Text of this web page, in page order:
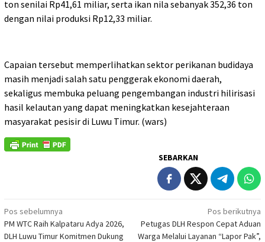
ton senilai Rp41,61 miliar, serta ikan nila sebanyak 352,36 ton
dengan nilai produksi Rp12,33 miliar.
Capaian tersebut memperlihatkan sektor perikanan budidaya
masih menjadi salah satu penggerak ekonomi daerah,
sekaligus membuka peluang pengembangan industri hilirisasi
hasil kelautan yang dapat meningkatkan kesejahteraan
masyarakat pesisir di Luwu Timur. (wars)
SEBARKAN
Navigasi
pos
Pos sebelumnya
PM WTC Raih Kalpataru Adya 2026,
DLH Luwu Timur Komitmen Dukung
Pos berikutnya
Petugas DLH Respon Cepat Aduan
Warga Melalui Layanan “Lapor Pak”,